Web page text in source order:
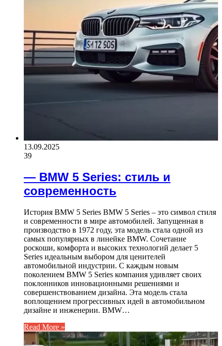
13.09.2025
39
— BMW 5 Series: стиль и
современность
История BMW 5 Series BMW 5 Series – это символ стиля
и современности в мире автомобилей. Запущенная в
производство в 1972 году, эта модель стала одной из
самых популярных в линейке BMW. Сочетание
роскоши, комфорта и высоких технологий делает 5
Series идеальным выбором для ценителей
автомобильной индустрии. С каждым новым
поколением BMW 5 Series компания удивляет своих
поклонников инновационными решениями и
совершенствованием дизайна. Эта модель стала
воплощением прогрессивных идей в автомобильном
дизайне и инженерии. BMW…
Read More »